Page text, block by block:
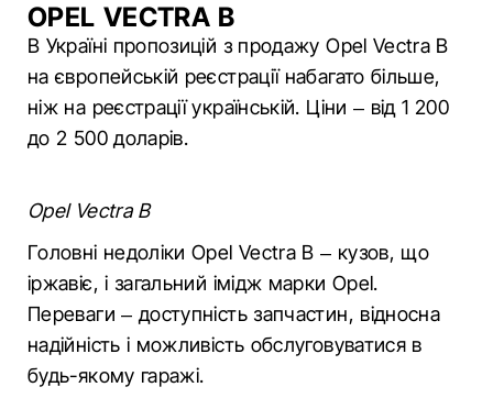
OPEL VECTRA B
В Україні пропозицій з продажу Opel Vectra B
на європейській реєстрації набагато більше,
ніж на реєстрації українській. Ціни – від 1 200
до 2 500 доларів.
Opel Vectra B
Головні недоліки Opel Vectra B – кузов, що
іржавіє, і загальний імідж марки Opel.
Переваги – доступність запчастин, відносна
надійність і можливість обслуговуватися в
будь-якому гаражі.